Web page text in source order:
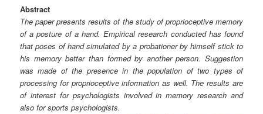
Abstract
The paper presents results of the study of proprioceptive memory
of a posture of a hand. Empirical research conducted has found
that poses of hand simulated by a probationer by himself stick to
his memory better than formed by another person. Suggestion
was made of the presence in the population of two types of
processing for proprioceptive information as well. The results are
of interest for psychologists involved in memory research and
also for sports psychologists.